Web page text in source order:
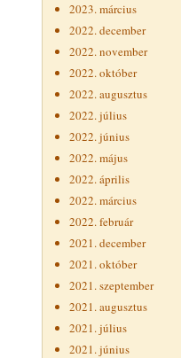
2023. március
2022. december
2022. november
2022. október
2022. augusztus
2022. július
2022. június
2022. május
2022. április
2022. március
2022. február
2021. december
2021. október
2021. szeptember
2021. augusztus
2021. július
2021. június